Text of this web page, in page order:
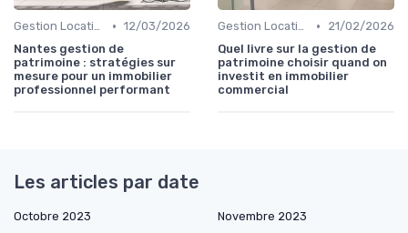
Gestion Locative et Asset Management • 12/03/2026
Nantes gestion de
patrimoine : stratégies sur
mesure pour un immobilier
professionnel performant
Gestion Locative et Asset Management •
21/02/2026
Quel livre sur la gestion de
patrimoine choisir quand on
investit en immobilier
commercial
Les articles par date
Octobre 2023
Novembre 2023